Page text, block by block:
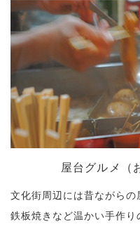
屋台グルメ（
文化街周辺には昔ながらの
鉄板焼きなど温かい手作り